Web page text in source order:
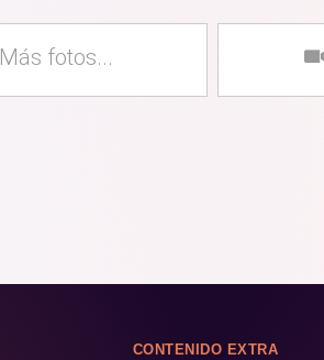
Más fotos...
CONTENIDO EXTRA